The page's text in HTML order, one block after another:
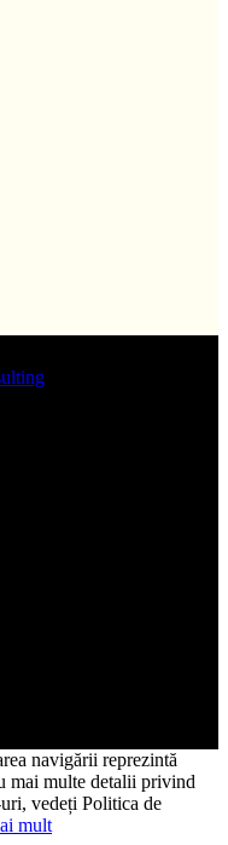
navigării reprezintă
mai multe detalii privind
vedeți Politica de
mult